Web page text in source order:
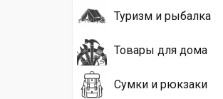
Туризм и рыбалка
Товары для дома
Сумки и рюкзаки